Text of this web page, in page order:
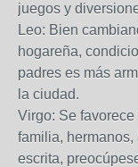
juegos y
Leo: Bien
hogareña,
padres es más
la ciudad.
Virgo: Se
familia,
escrita,